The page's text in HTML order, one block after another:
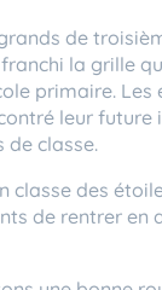
de
la grille
primaire.
leur future
de classe.
classe des
de rentrer en